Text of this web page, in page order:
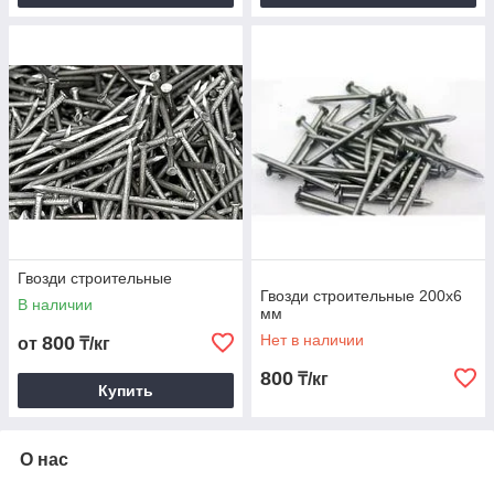
Гвозди строительные
В наличии
от 800 ₸/кг
Купить
Гвозди строительные 200х6
мм
Нет в наличии
800 ₸/кг
О нас